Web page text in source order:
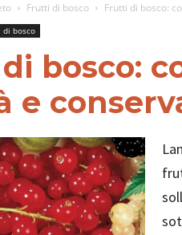
Frutti di bosco Frutti di bosco:
di bosco
bosco:
e